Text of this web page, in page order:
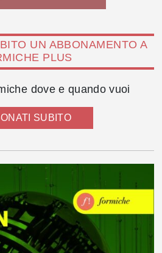
UN ABBONAMENTO A
PLUS
dove e quando vuoi
SUBITO